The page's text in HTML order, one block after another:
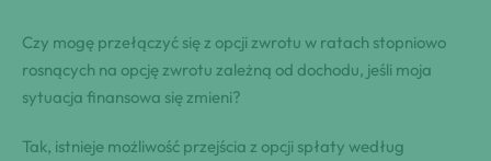
Czy mogę przełączyć się z opcji zwrotu w ratach stopniowo
rosnących na opcję zwrotu zależną od dochodu, jeśli moja
sytuacja finansowa się zmieni?
Tak, istnieje możliwość przejścia z opcji spłaty według